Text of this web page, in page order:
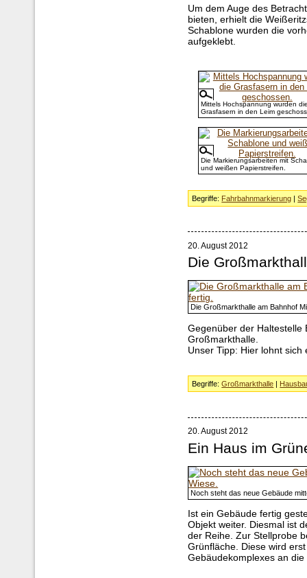
Um dem Auge des
bieten, erhielt die
Schablone wurden die
aufgeklebt.
Mittels Hochspannung wurden
Grasfasern in den Leim
Die Markierungsarbeiten mit
und weißen Papierstreifen.
Begriffe: Fahrbahnmarkierung |
20. August 2012
Die
Die Großmarkthalle am Bahnhof
Gegenüber der Haltestelle
Großmarkthalle.
Unser Tipp: Hier lohnt
Begriffe:Großmarkthalle |
20. August 2012
Ein Haus im
Noch steht das neue Gebäude
Ist ein Gebäude fertig
Objekt weiter. Diesmal ist
der Reihe. Zur Stellprobe
Grünfläche. Diese wird
Gebäudekomplexes an